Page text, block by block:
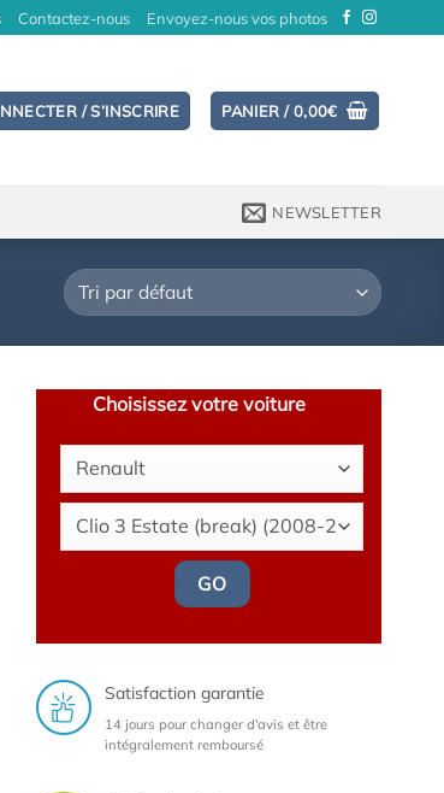
Contactez-nous Envoyez-nous vos photos
/ S’INSCRIRE PANIER /0,00€
NEWSLETTER
Choisissez votre voiture
GO
Satisfaction garantie
14 jours pour changer d'avis et être
intégralement remboursé